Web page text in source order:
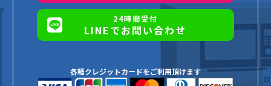
24時間受付
LINEでお問い合わせ
各種クレジットカードをご利用頂けます